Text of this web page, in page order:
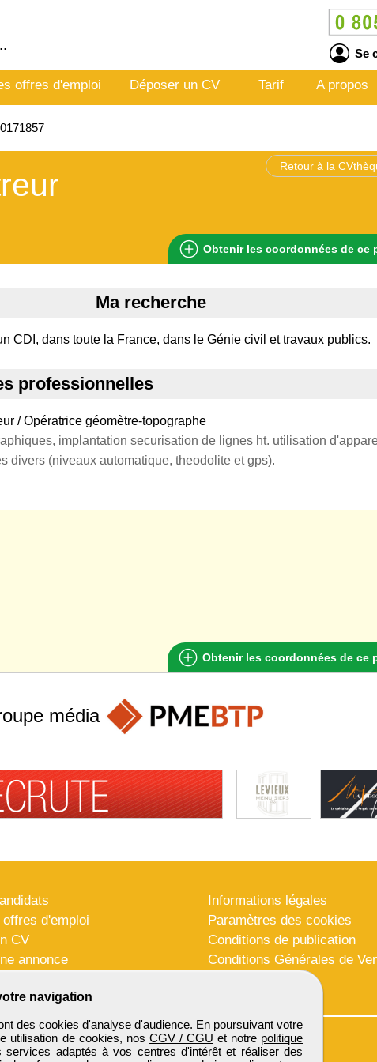
Se
offres d'emploi Déposer un CV Tarif A propos
Retour à la
Obtenir les coordonnées de ce
Ma recherche
CDI, dans toute la France, dans le Génie civil et travaux publics.
professionnelles
/ Opératrice géomètre-topographe
implantation securisation de lignes ht. utilisation
divers (niveaux automatique, theodolite et gps).
Obtenir les coordonnées de ce
navigation
des cookies d'analyse d'audience. En poursuivant votre
utilisation de cookies, nos CGV / CGU et notre politique
services adaptés à vos centres d'intérêt et réaliser des
média
d'emploi
CV
annonce
Informations légales
Paramètres des cookies
Conditions de publication
Conditions Générales de